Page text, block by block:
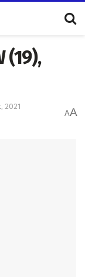
(19),
2021
AA